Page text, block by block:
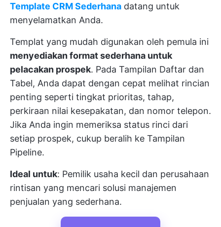
Template CRM Sederhana datang untuk
menyelamatkan Anda.
Templat yang mudah digunakan oleh pemula ini
menyediakan format sederhana untuk
pelacakan prospek. Pada Tampilan Daftar dan
Tabel, Anda dapat dengan cepat melihat rincian
penting seperti tingkat prioritas, tahap,
perkiraan nilai kesepakatan, dan nomor telepon.
Jika Anda ingin memeriksa status rinci dari
setiap prospek, cukup beralih ke Tampilan
Pipeline.
Ideal untuk: Pemilik usaha kecil dan perusahaan
rintisan yang mencari solusi manajemen
penjualan yang sederhana.